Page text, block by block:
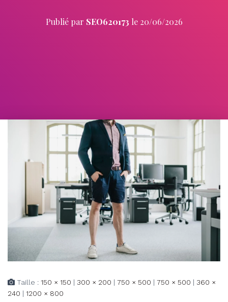
Publié par SEO620173 le 20/06/2026
Taille : 150 × 150 | 300 × 200 | 750 × 500 | 750 × 500 | 360 ×
240 | 1200 × 800